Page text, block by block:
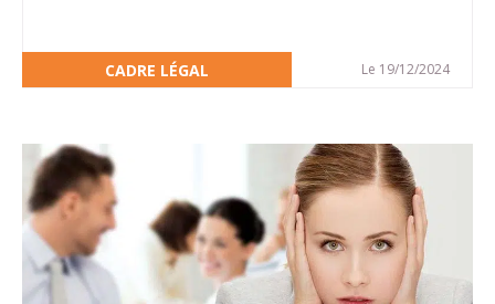
d’identifier les axes d’amélioration. Cet article
vous présente les points clés pour réaliser le
l’amélioration continue, de vous inscrire dans
un cycle vertueux.
CADRE LÉGAL Le 19/12/2024